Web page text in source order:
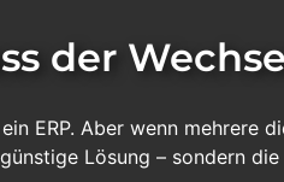
der
ERP. Aber wenn mehrere
Lösung – sondern die